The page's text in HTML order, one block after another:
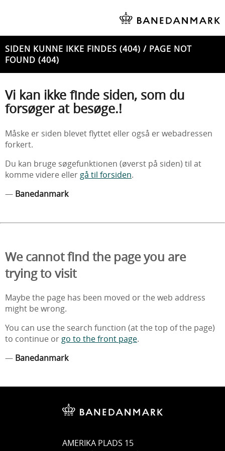
SIDEN KUNNE IKKE FINDES (404) / PAGE NOT
FOUND (404)
Vi kan ikke finde siden, som du
forsøger at besøge.!
Måske er siden blevet flyttet eller også er webadressen
forkert.
Du kan bruge søgefunktionen (øverst på siden) til at
komme videre eller gå til forsiden.
— Banedanmark
We cannot find the page you are
trying to visit
Maybe the page has been moved or the web address
might be wrong.
You can use the search function (at the top of the page)
to continue or go to the front page.
— Banedanmark
AMERIKA PLADS 15